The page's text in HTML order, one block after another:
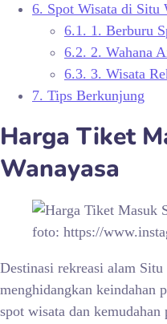
6. Spot Wisata di Situ
6.1. 1. Berburu
6.2. 2. Wahana
6.3. 3. Wisata
7. Tips Berkunjung
Harga Tiket
Wanayasa
foto: https://
Destinasi rekreasi alam Situ
menghidangkan keindahan
spot wisata dan